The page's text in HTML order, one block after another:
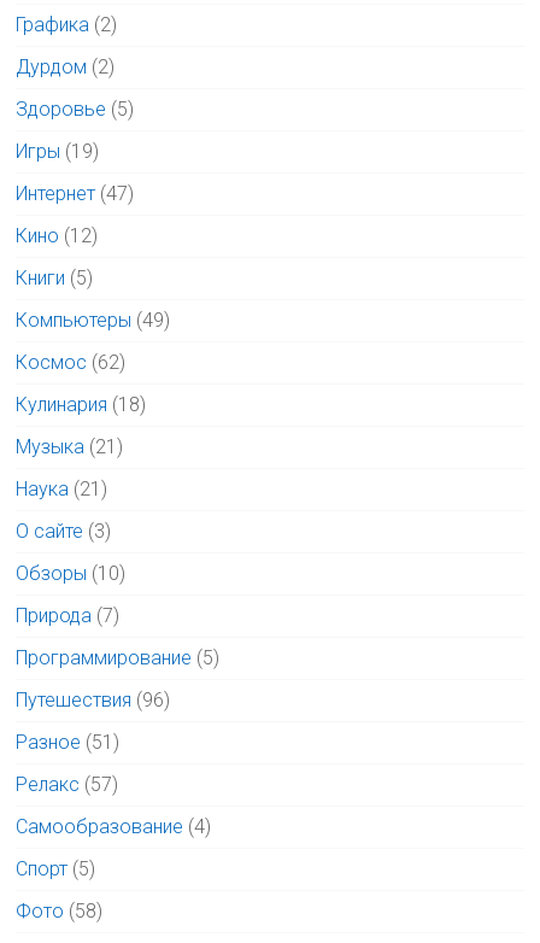
Графика (2)
Дурдом (2)
Здоровье (5)
Игры (19)
Интернет (47)
Кино (12)
Книги (5)
Компьютеры (49)
Космос (62)
Кулинария (18)
Музыка (21)
Наука (21)
О сайте (3)
Обзоры (10)
Природа (7)
Программирование (5)
Путешествия (96)
Разное (51)
Релакс (57)
Самообразование (4)
Спорт (5)
Фото (58)